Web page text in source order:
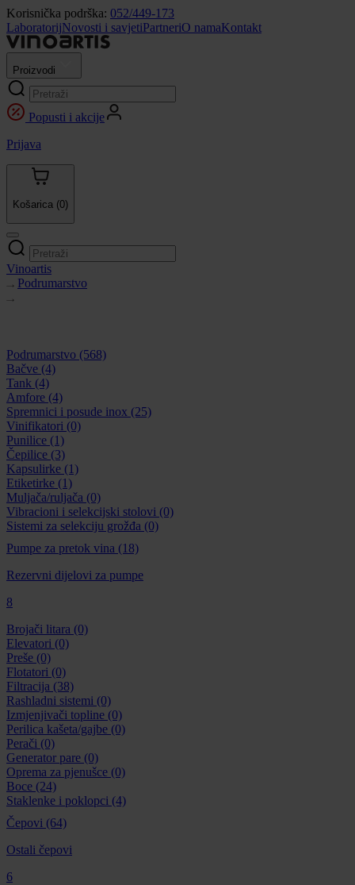
Korisnička podrška: 052/449-173
LaboratorijNovosti i savjetiPartneriO namaKontakt
Proizvodi
Popusti i akcije
Prijava
Košarica (0)
Vinoartis
Podrumarstvo
Podrumarstvo (568)
Bačve (4)
Tank (4)
Amfore (4)
Spremnici i posude inox (25)
Vinifikatori (0)
Punilice (1)
Čepilice (3)
Kapsulirke (1)
Etiketirke (1)
Muljača/ruljača (0)
Vibracioni i selekcijski stolovi (0)
Sistemi za selekciju grožđa (0)
Pumpe za pretok vina (18)
Rezervni dijelovi za pumpe
8
Brojači litara (0)
Elevatori (0)
Preše (0)
Flotatori (0)
Filtracija (38)
Rashladni sistemi (0)
Izmjenjivači topline (0)
Perilica kašeta/gajbe (0)
Perači (0)
Generator pare (0)
Oprema za pjenušce (0)
Boce (24)
Staklenke i poklopci (4)
Čepovi (64)
Ostali čepovi
6